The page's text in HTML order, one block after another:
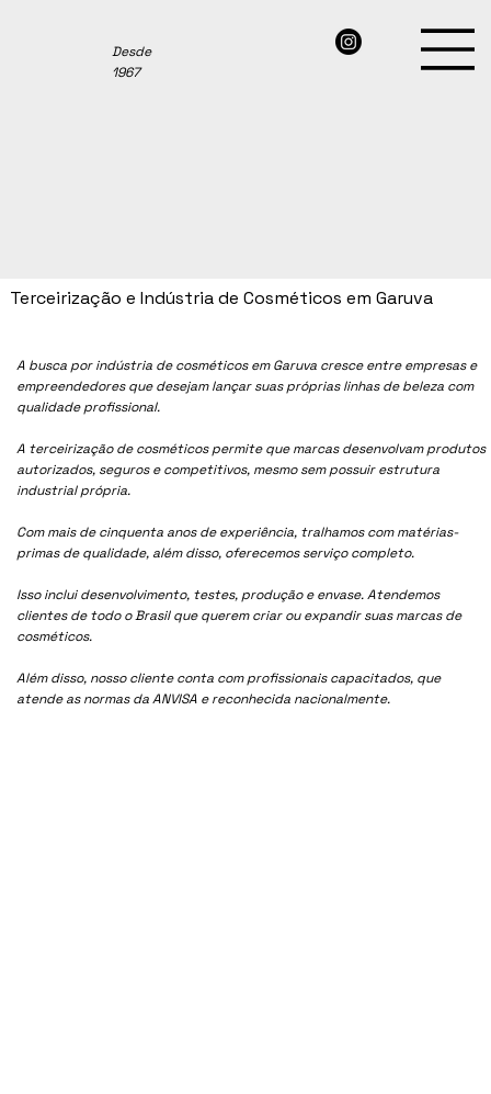
Desde
1967
A busca por indústria de cosméticos em Garuva cresce entre empresas e
empreendedores que desejam lançar suas próprias linhas de beleza com
qualidade profissional.
A terceirização de cosméticos permite que marcas desenvolvam produtos
autorizados, seguros e competitivos, mesmo sem possuir estrutura
industrial própria.
Com mais de cinquenta anos de experiência, tralhamos com matérias-
primas de qualidade, além disso, oferecemos serviço completo.
Isso inclui desenvolvimento, testes, produção e envase. Atendemos
clientes de todo o Brasil que querem criar ou expandir suas marcas de
cosméticos.
Além disso, nosso cliente conta com profissionais capacitados, que
atende as normas da ANVISA e reconhecida nacionalmente.
Terceirização e Indústria de Cosméticos em Garuva